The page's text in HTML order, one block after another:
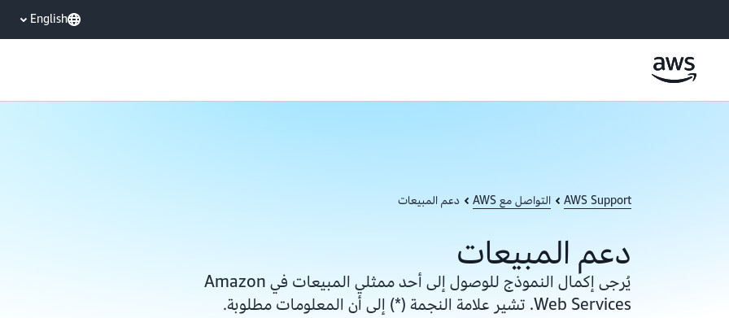
English
AWS Support التواصل مع AWS دعم المبيعات
دعم المبيعات
يُرجى إكمال النموذج للوصول إلى أحد ممثلي المبيعات في Amazon
Web Services. تشير علامة النجمة (*) إلى أن المعلومات مطلوبة.